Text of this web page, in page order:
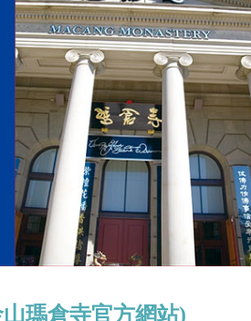
瑪倉寺官方網站)